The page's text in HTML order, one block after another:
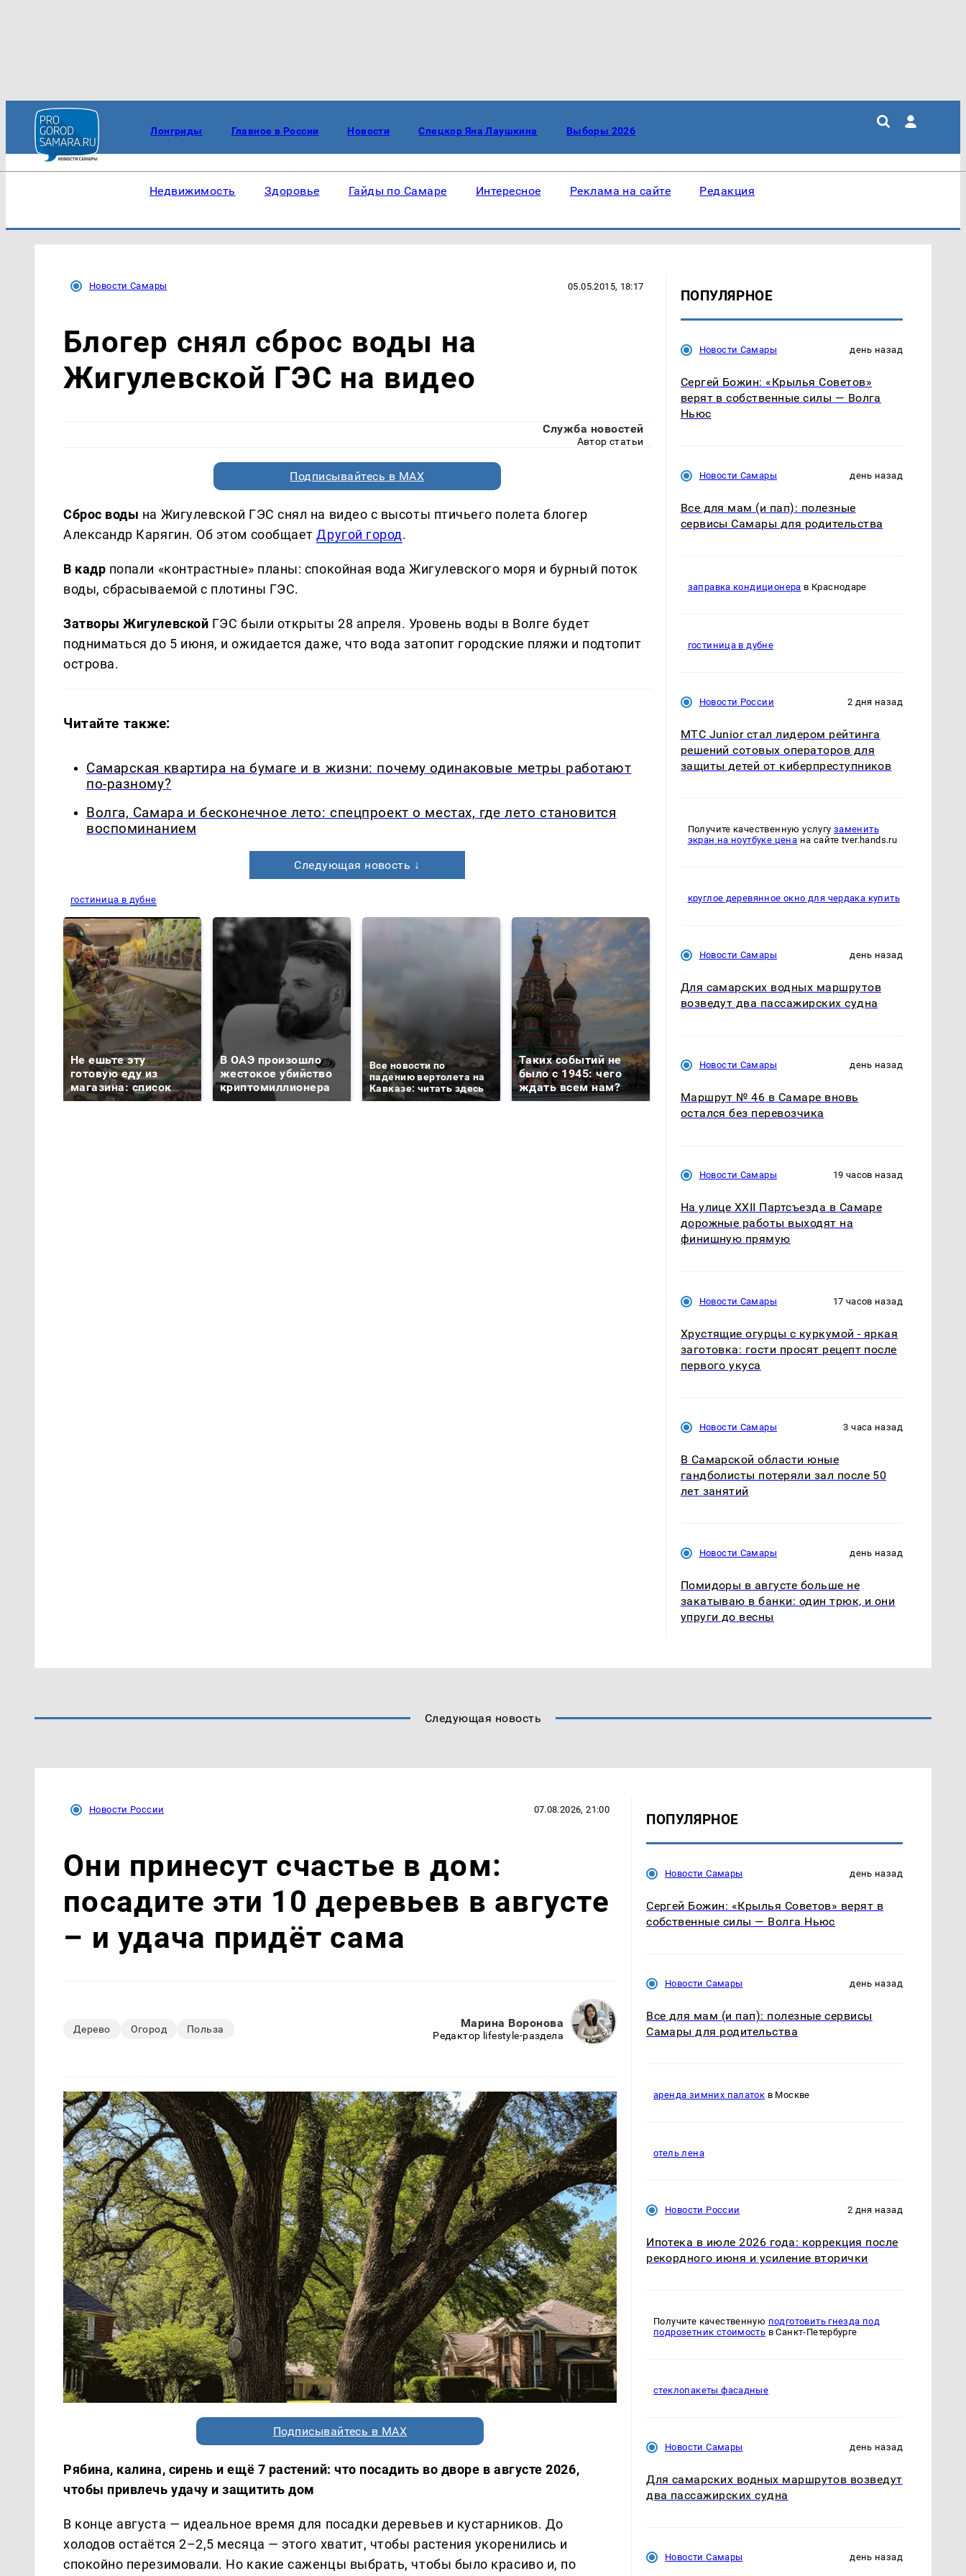
Лонгриды Главное в России Новости Спецкор Яна Лаушкина Выборы 2026
Недвижимость Здоровье Гайды по Самаре Интересное Реклама на сайте Редакция
Новости Самары 05.05.2015, 18:17
Блогер снял сброс воды на
Жигулевской ГЭС на видео
Служба новостей
Автор статьи
Подписывайтесь в MAX
Сброс воды на Жигулевской ГЭС снял на видео с высоты птичьего полета блогер
Александр Карягин. Об этом сообщаетДругой город.
В кадр попали «контрастные» планы: спокойная вода Жигулевского моря и бурный поток
воды, сбрасываемой с плотины ГЭС.
Затворы Жигулевской ГЭС были открыты 28 апреля. Уровень воды в Волге будет
подниматься до 5 июня, и ожидается даже, что вода затопит городские пляжи и подтопит
острова.
Читайте также:
Самарская квартира на бумаге и в жизни: почему одинаковые метры работают
по-разному?
Волга, Самара и бесконечное лето: спецпроект о местах, где лето становится
воспоминанием
Следующая новость ↓
гостиница в дубне
Не ешьте эту
готовую еду из
магазина: список
В ОАЭ произошло
жестокое убийство
криптомиллионера
Все новости по
падению вертолета на
Кавказе: читать здесь
Таких событий не
было с 1945: чего
ждать всем нам?
В магазинах России
полицейскую
машину напали и
ПОПУЛЯРНОЕ
Новости Самары день назад
Сергей Божин: «Крылья Советов»
верят в собственные силы — Волга
Ньюс
Новости Самары день назад
Все для мам (и пап): полезные
сервисы Самары для родительства
заправка кондиционера в Краснодаре
гостиница в дубне
Новости России 2 дня назад
МТС Junior стал лидером рейтинга
решений сотовых операторов для
защиты детей от киберпреступников
Получите качественную услугу заменить
экран на ноутбуке цена на сайте tver.hands.ru
круглое деревянное окно для чердака купить
Новости Самары день назад
Для самарских водных маршрутов
возведут два пассажирских судна
Новости Самары день назад
Маршрут № 46 в Самаре вновь
остался без перевозчика
Новости Самары 19 часов назад
На улице XXII Партсъезда в Самаре
дорожные работы выходят на
финишную прямую
Новости Самары 17 часов назад
Хрустящие огурцы с куркумой - яркая
заготовка: гости просят рецепт после
первого укуса
Новости Самары 3 часа назад
В Самарской области юные
гандболисты потеряли зал после 50
лет занятий
Новости Самары день назад
Помидоры в августе больше не
закатываю в банки: один трюк, и они
упруги до весны
Следующая новость
Новости России 07.08.2026, 21:00
Они принесут счастье в дом:
посадите эти 10 деревьев в августе
– и удача придёт сама
Дерево Огород Польза Марина Воронова
Редактор lifestyle-раздела
Подписывайтесь в MAX
Рябина, калина, сирень и ещё 7 растений: что посадить во дворе в августе 2026,
чтобы привлечь удачу и защитить дом
В конце августа — идеальное время для посадки деревьев и кустарников. До
холодов остаётся 2–2,5 месяца — этого хватит, чтобы растения укоренились и
спокойно перезимовали. Но какие саженцы выбрать, чтобы было красиво и, по
ПОПУЛЯРНОЕ
Новости Самары день назад
Сергей Божин: «Крылья Советов» верят в
собственные силы — Волга Ньюс
Новости Самары день назад
Все для мам (и пап): полезные сервисы
Самары для родительства
аренда зимних палаток в Москве
отель лена
Новости России 2 дня назад
Ипотека в июле 2026 года: коррекция после
рекордного июня и усиление вторички
Получите качественную подготовить гнезда под
подрозетник стоимость в Санкт-Петербурге
стеклопакеты фасадные
Новости Самары день назад
Для самарских водных маршрутов возведут
два пассажирских судна
Новости Самары день назад